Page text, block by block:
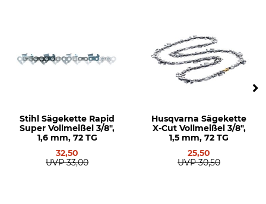
Stihl Sägekette Rapid
Super Vollmeißel 3/8",
1,6 mm, 72 TG
32,50
UVP 33,00
Husqvarna Sägekette
X-Cut Vollmeißel 3/8",
1,5 mm, 72 TG
25,50
UVP 30,50